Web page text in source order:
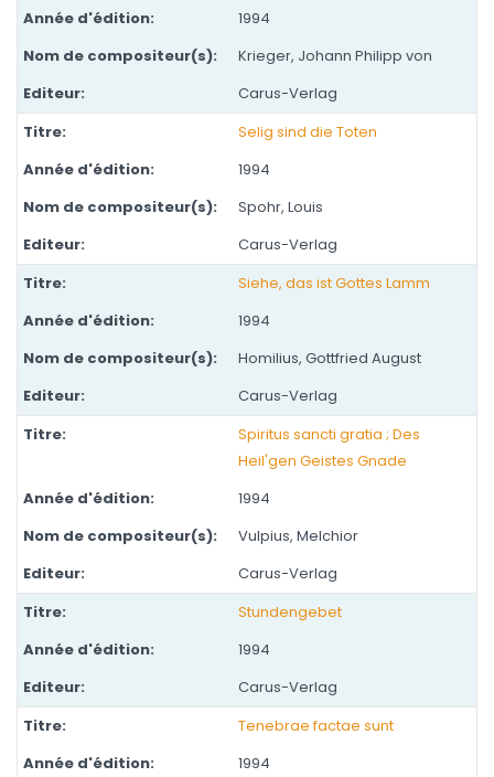
1994
Krieger, Johann Philipp von
Carus-Verlag
Selig sind die Toten
1994
Spohr, Louis
Carus-Verlag
Siehe, das ist Gottes Lamm
1994
Homilius, Gottfried August
Carus-Verlag
Spiritus sancti gratia ; Des
Heil'gen Geistes Gnade
1994
Vulpius, Melchior
Carus-Verlag
Stundengebet
1994
Carus-Verlag
Tenebrae factae sunt
1994